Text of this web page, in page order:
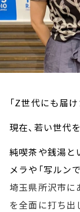
「Z世代にも届
現在、若い世代
純喫茶や銭湯と
メラや「写ルンで
埼玉県所沢市に
を全面に打ち出